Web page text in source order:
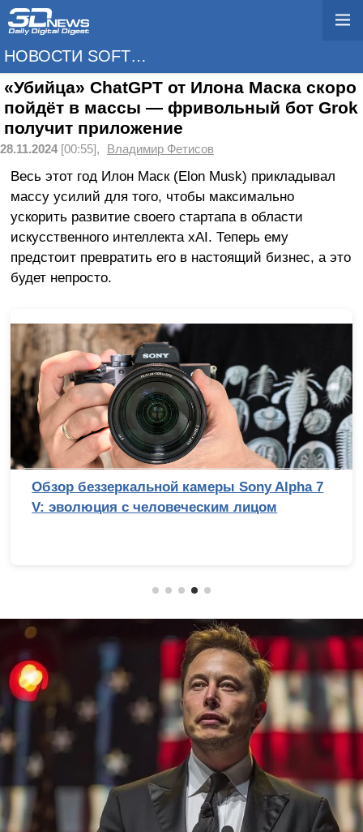
НОВОСТИ SOFTWARE
«Убийца» ChatGPT от Илона Маска скоро
пойдёт в массы — фривольный бот Grok
получит приложение
28.11.2024[00:55], Владимир Фетисов
Весь этот год Илон Маск (Elon Musk) прикладывал
массу усилий для того, чтобы максимально
ускорить развитие своего стартапа в области
искусственного интеллекта xAI. Теперь ему
предстоит превратить его в настоящий бизнес, а это
будет непросто.
Обзор беззеркальной камеры Sony Alpha 7
V: эволюция с человеческим лицом